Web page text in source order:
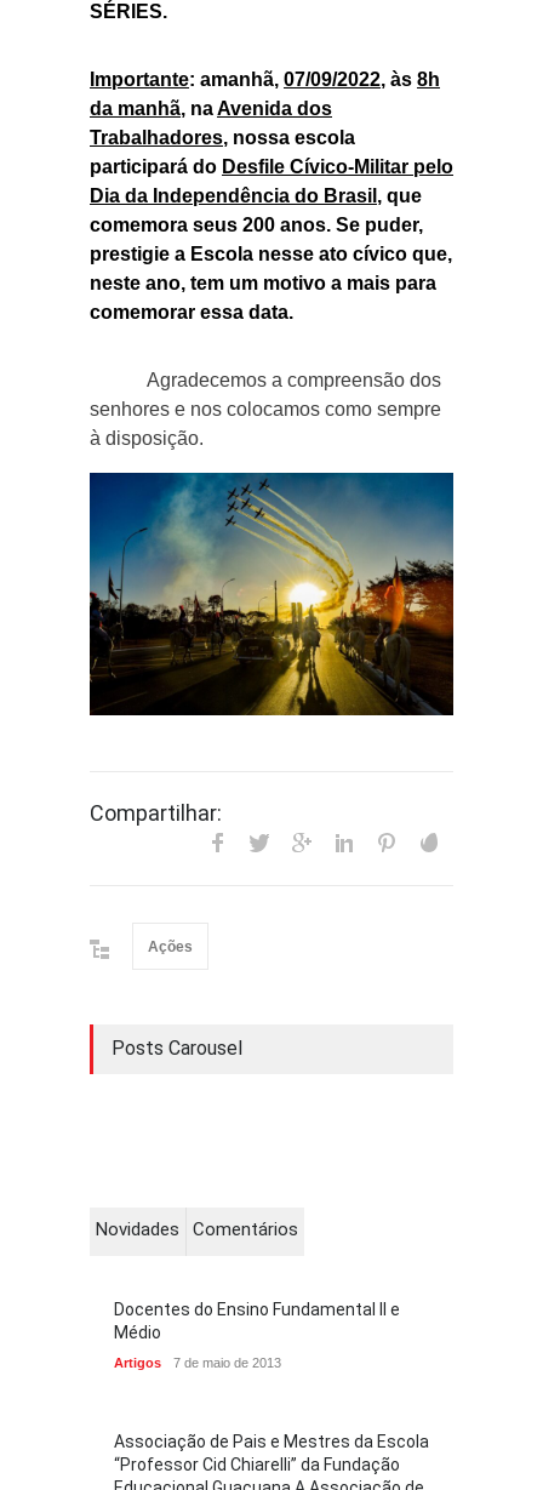
SÉRIES.
Importante: amanhã, 07/09/2022, às 8h
da manhã, naAvenida dos
Trabalhadores, nossa escola
participará do Desfile Cívico-Militar pelo
Dia da Independência do Brasil , que
comemora seus 200 anos. Se puder,
prestigie a Escola nesse ato cívico que,
neste ano, tem um motivo a mais para
comemorar essa data.
Agradecemos a compreensão dos
senhores e nos colocamos como sempre
à disposição.
Compartilhar:
Ações
Posts Carousel
Novidades Comentários
Docentes do Ensino Fundamental II e
Médio
Artigos 7 de maio de 2013
Associação de Pais e Mestres da Escola
“Professor Cid Chiarelli” da Fundação